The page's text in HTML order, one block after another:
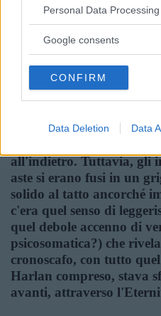
Please note that this website/
not limited to your visit or
use your data for below
consent section.
Personal Data
Google consents
CONFIRM
Data Deletion Data
regolarmente distanziate
evaporazioni di caldo.
comandi e mise in
partenza. Il cronoscafo
di sorta, né verso l'alto o
all'indietro. Tuttavia, gli
aste si erano fusi in un
solido al tatto ancorché
c'era quel senso di
quel debole accenno di
psicosomatica?) che
cronoscafo, con tutto
Harlan compreso, stava
avanti, attraverso